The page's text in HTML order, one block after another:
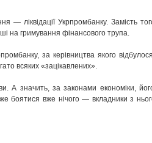
— ліквідації Укрпромбанку. Замість
на гримування фінансового трупа.
за керівництва якого
всяких «зацікавлених».
А значить, за законами економіки,
боятися вже нічого — вкладники з